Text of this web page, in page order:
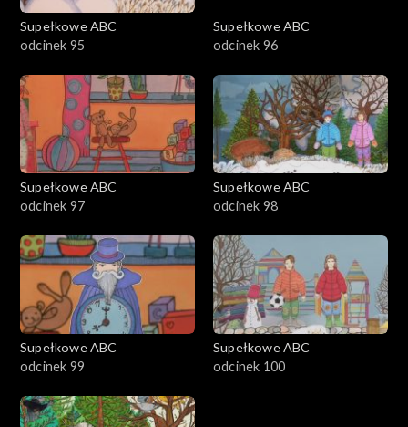
Supełkowe ABC
odcinek 95
Supełkowe ABC
odcinek 96
Supełkowe ABC
odcinek 97
Supełkowe ABC
odcinek 98
Supełkowe ABC
odcinek 99
Supełkowe ABC
odcinek 100